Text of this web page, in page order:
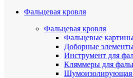
Фальцевая кровля
Фальцевая кровля
Фальцевые
Доборные
Инструмент для
Кляммеры для
Шумоизолирующая